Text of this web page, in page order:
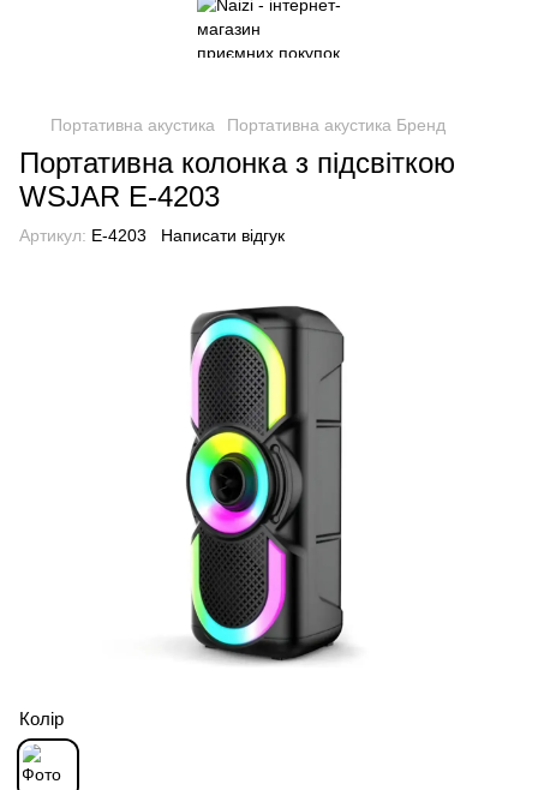
Портативна акустика Портативна акустика Бренд
Портативна колонка з підсвіткою
WSJAR E-4203
Артикул: E-4203 Написати відгук
Колір